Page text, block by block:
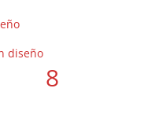
diseño
8